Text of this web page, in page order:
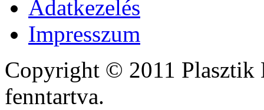
Adatkezelés
Impresszum
Copyright © 2011
fenntartva.